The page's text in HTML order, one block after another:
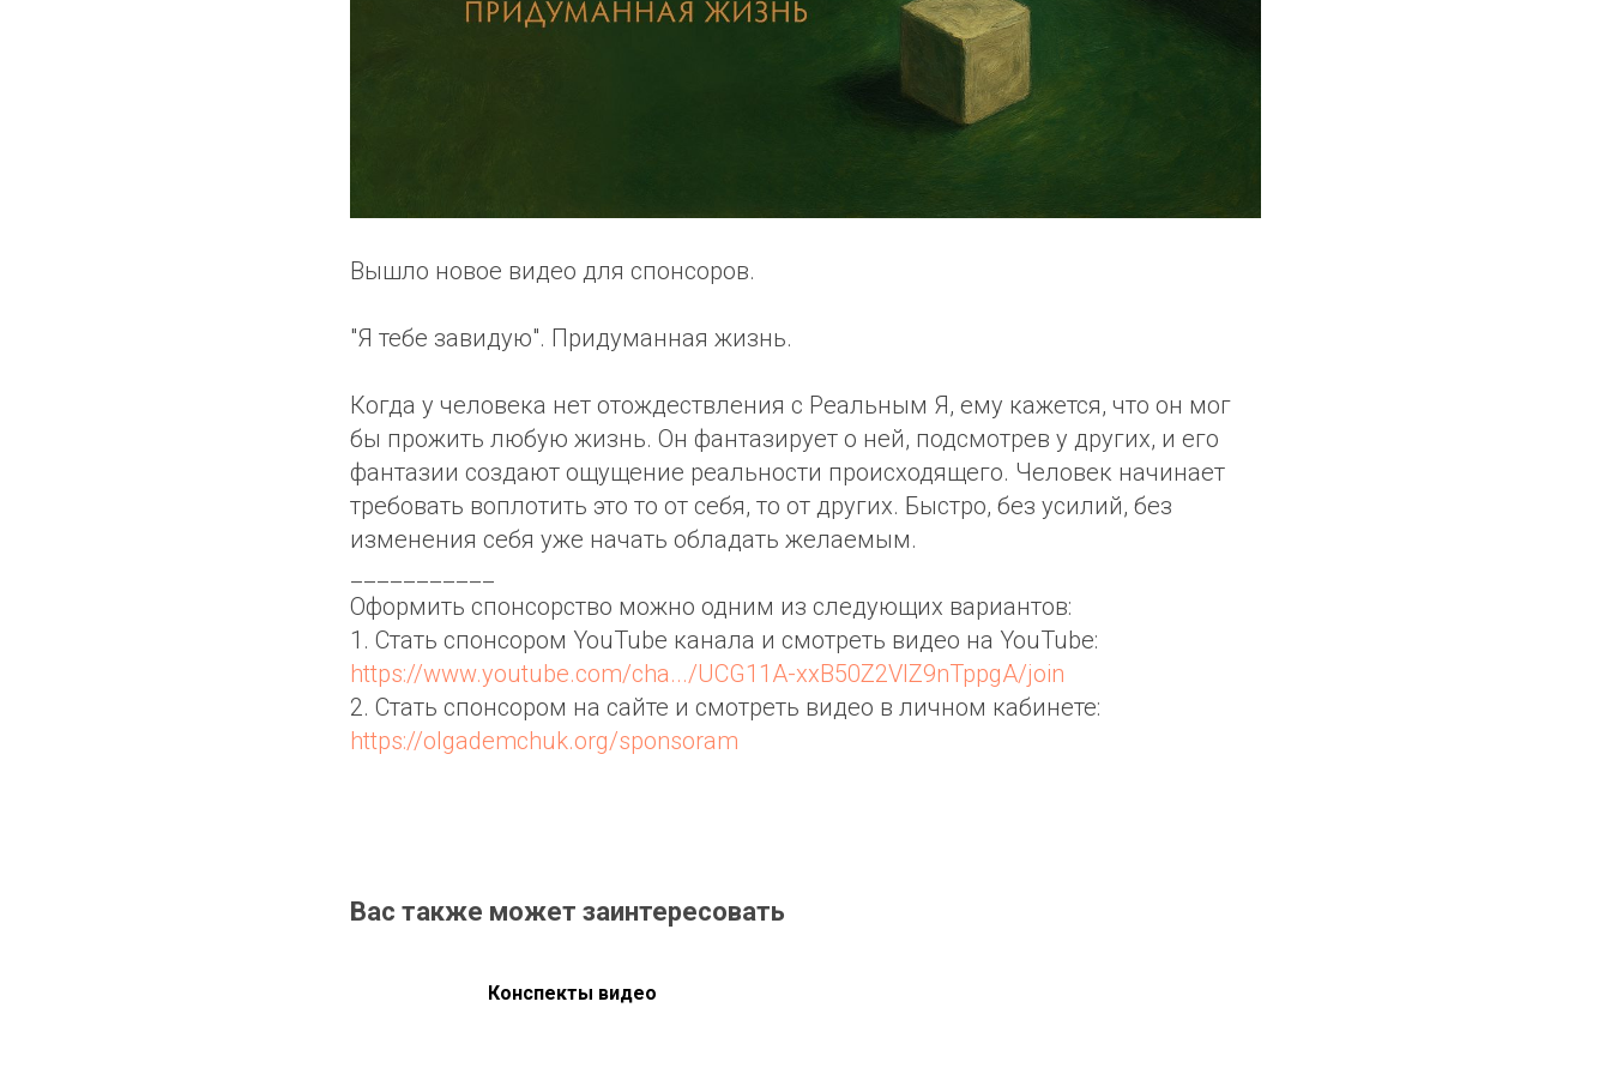
Вышло новое видео для спонсоров.
"Я тебе завидую". Придуманная жизнь.
Когда у человека нет отождествления с Реальным Я, ему кажется, что он мог
бы прожить любую жизнь. Он фантазирует о ней, подсмотрев у других, и его
фантазии создают ощущение реальности происходящего. Человек начинает
требовать воплотить это то от себя, то от других. Быстро, без усилий, без
изменения себя уже начать обладать желаемым.
Оформить спонсорство можно одним из следующих вариантов:
1. Стать спонсором YouTube канала и смотреть видео на YouTube:
https://www.youtube.com/cha.../UCG11A-xxB50Z2VIZ9nTppgA/join
2. Стать спонсором на сайте и смотреть видео в личном кабинете:
https://olgademchuk.org/sponsoram
Вас также может заинтересовать
Конспекты видео